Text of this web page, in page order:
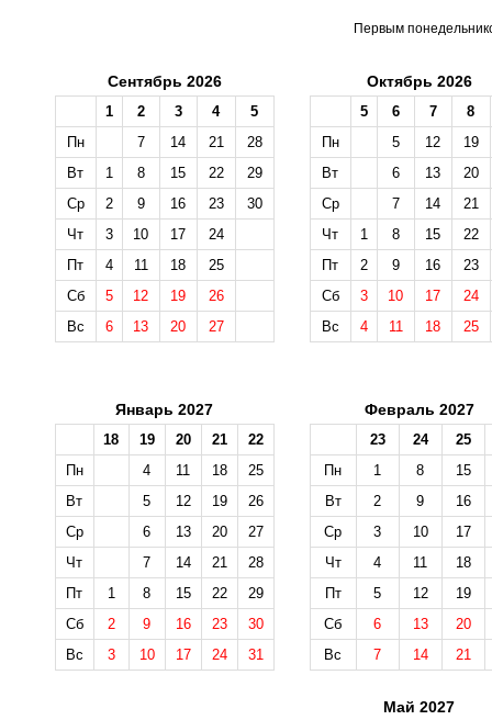
Первым
Сентябрь 2026
1 2 3 4
5
Пн
7 14 21
28
Вт
1 8 15 22
29
Ср
2 9 16 23
30
Чт
3 10 17
24
Пт
4 11 18
25
Сб
5 12 19
26
Вс
6 13 20 27
Октябрь 2026
5 6 7
8
Пн
5 12
19
Вт
6 13
20
Ср
7 14
21
Чт
1 8 15
22
Пт
2 9 16
23
Сб
3 10 17
24
Вс
4 11 18 25
Январь 2027
18 19 20 21
22
Пн
4 11 18
25
Вт
5 12 19
26
Ср
6 13 20
27
Чт
7 14 21
28
Пт
1 8 15 22
29
Сб
2 9 16 23
30
Вс
3 10 17 24 31
Февраль 2027
23 24
25
Пн
1 8
15
Вт
2 9
16
Ср
3 10
17
Чт
4 11
18
Пт
5 12
19
Сб
6 13
20
Вс
7 14 21
Май 2027